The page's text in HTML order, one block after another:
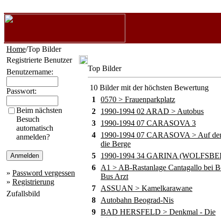
Home/Top Bilder
Registrierte Benutzer
Benutzername:
Passwort:
Beim nächsten
Besuch
automatisch
anmelden?
» Password vergessen
» Registrierung
Zufallsbild
Top Bilder
10 Bilder mit der höchsten Bewertung
1
0570 > Frauenparkplatz
2
1990-1994 02 ARAD > Autobus
3
1990-1994 07 CARASOVA 3
4
1990-1994 07 CARASOVA > Auf
die Berge
5
1990-1994 34 GARINA
6
A1 > AB-Rastanlage Cantagallo bei
Bus Arzt
7
ASSUAN > Kamelkarawane
8
Autobahn Beograd-Nis
9 BAD HERSFELD > Denkmal - Die